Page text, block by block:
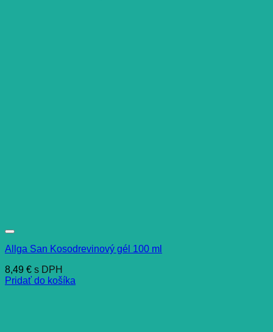
Allga San Kosodrevinový gél 100 ml
8,49 € s DPH
Pridať do košíka